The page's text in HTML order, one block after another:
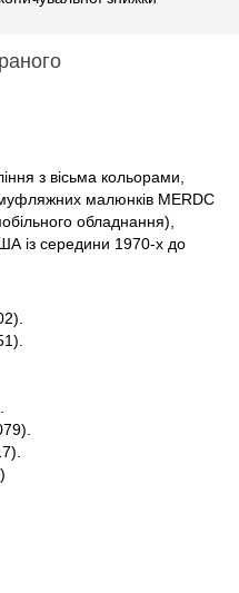
з вісьма кольорами,
малюнків MERDC
обладнання),
із середини 1970-х до